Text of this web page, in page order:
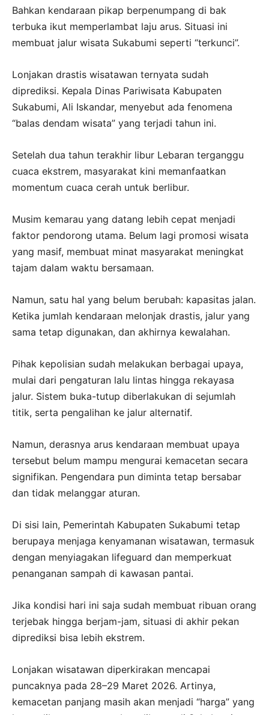
Bahkan kendaraan pikap berpenumpang di bak
terbuka ikut memperlambat laju arus. Situasi ini
membuat jalur wisata Sukabumi seperti “terkunci”.
Lonjakan drastis wisatawan ternyata sudah
diprediksi. Kepala Dinas Pariwisata Kabupaten
Sukabumi, Ali Iskandar, menyebut ada fenomena
“balas dendam wisata” yang terjadi tahun ini.
Setelah dua tahun terakhir libur Lebaran terganggu
cuaca ekstrem, masyarakat kini memanfaatkan
momentum cuaca cerah untuk berlibur.
Musim kemarau yang datang lebih cepat menjadi
faktor pendorong utama. Belum lagi promosi wisata
yang masif, membuat minat masyarakat meningkat
tajam dalam waktu bersamaan.
Namun, satu hal yang belum berubah: kapasitas jalan.
Ketika jumlah kendaraan melonjak drastis, jalur yang
sama tetap digunakan, dan akhirnya kewalahan.
Pihak kepolisian sudah melakukan berbagai upaya,
mulai dari pengaturan lalu lintas hingga rekayasa
jalur. Sistem buka-tutup diberlakukan di sejumlah
titik, serta pengalihan ke jalur alternatif.
Namun, derasnya arus kendaraan membuat upaya
tersebut belum mampu mengurai kemacetan secara
signifikan. Pengendara pun diminta tetap bersabar
dan tidak melanggar aturan.
Di sisi lain, Pemerintah Kabupaten Sukabumi tetap
berupaya menjaga kenyamanan wisatawan, termasuk
dengan menyiagakan lifeguard dan memperkuat
penanganan sampah di kawasan pantai.
Jika kondisi hari ini saja sudah membuat ribuan orang
terjebak hingga berjam-jam, situasi di akhir pekan
diprediksi bisa lebih ekstrem.
Lonjakan wisatawan diperkirakan mencapai
puncaknya pada 28–29 Maret 2026. Artinya,
kemacetan panjang masih akan menjadi “harga” yang